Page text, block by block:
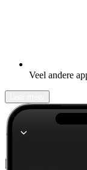
Veel andere